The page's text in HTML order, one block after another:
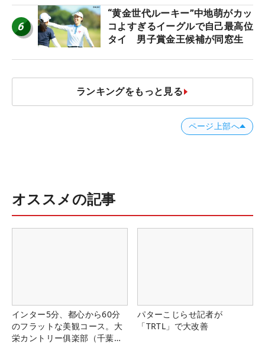
6
“黄金世代ルーキー”中地萌がカッ
コよすぎるイーグルで自己最高位
タイ 男子賞金王候補が同窓生
ランキングをもっと見る
ページ上部へ
オススメの記事
インター5分、都心から60分
のフラットな美観コース。大
栄カントリー俱楽部（千葉
パターこじらせ記者が
「TRTL」で大改善